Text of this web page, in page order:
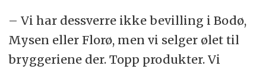
– Vi har dessverre ikke bevilling i Bodø,
Mysen eller Florø, men vi selger ølet til
bryggeriene der. Topp produkter. Vi